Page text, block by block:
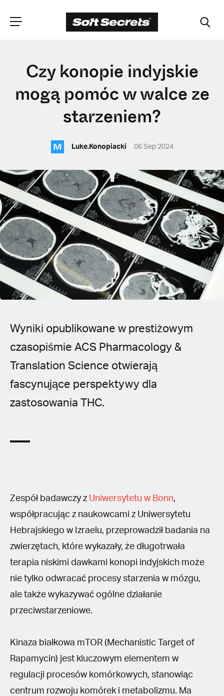
WYBIERZ
LOKALIZACJĘ
English (United Kingdom)
English (United States)
Spanish (Spain)
Spanish (Latin America)
German
French
Czech
Polish
Czy konopie indyjskie
mogą pomóc w walce ze
starzeniem?
M Luke.Konopiacki 06 Sep 2024
Wyniki opublikowane w prestiżowym
czasopiśmie ACS Pharmacology &
Translation Science otwierają
fascynujące perspektywy dla
zastosowania THC.
Zespół badawczy z Uniwersytetu w Bonn,
współpracując z naukowcami z Uniwersytetu
Hebrajskiego w Izraelu, przeprowadził badania na
zwierzętach, które wykazały, że długotrwała
terapia niskimi dawkami konopi indyjskich może
nie tylko odwracać procesy starzenia w mózgu,
ale także wykazywać ogólne działanie
przeciwstarzeniowe.
Kinaza białkowa mTOR (Mechanistic Target of
Rapamycin) jest kluczowym elementem w
regulacji procesów komórkowych, stanowiąc
centrum rozwoju komórek i metabolizmu. Ma